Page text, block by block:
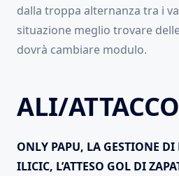
dalla troppa alternanza tra i
situazione meglio trovare
dovrà cambiare modulo.
ALI/ATTACCO
ONLY PAPU, LA GESTIONE
ILICIC, L’ATTESO GOL DI